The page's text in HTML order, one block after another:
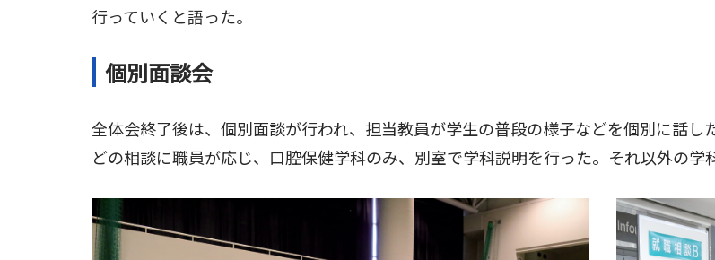
行っていくと語った。
個別面談会
全体会終了後は、個別面談が行われ、担当教員が学生の普段の様子などを個別に話
どの相談に職員が応じ、口腔保健学科のみ、別室で学科説明を行った。それ以外の学